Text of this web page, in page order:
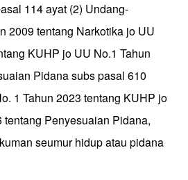
114 ayat (2) Undang-
2009 tentang Narkotika jo UU
KUHP jo UU No.1 Tahun
Pidana subs pasal 610
1 Tahun 2023 tentang KUHP jo
tentang Penyesuaian Pidana,
seumur hidup atau pidana